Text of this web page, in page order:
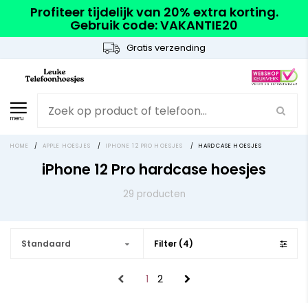
Profiteer tijdelijk van 20% extra korting.
Gebruik code: VAKANTIE20
Gratis verzending
menu
HOME / APPLE HOESJES / IPHONE 12 PRO HOESJES / HARDCASE HOESJES
iPhone 12 Pro hardcase hoesjes
29 producten
Standaard Filter (4)
1 2